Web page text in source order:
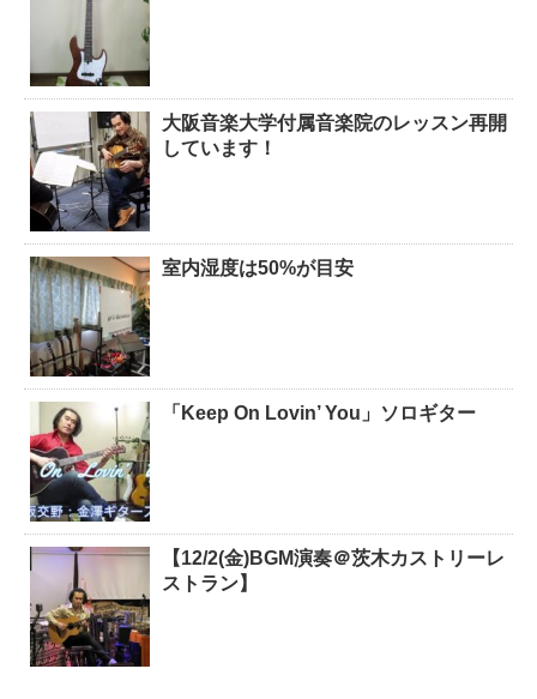
大阪音楽大学付属音楽院のレッスン再開
しています！
室内湿度は50%が目安
「Keep On Lovin’ You」ソロギター
【12/2(金)BGM演奏＠茨木カストリーレ
ストラン】